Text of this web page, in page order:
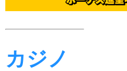
カジノ